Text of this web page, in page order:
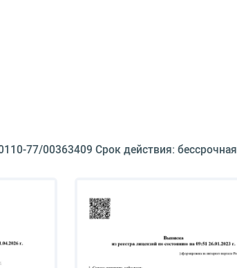
77/00363409 Срок действия: бессрочная